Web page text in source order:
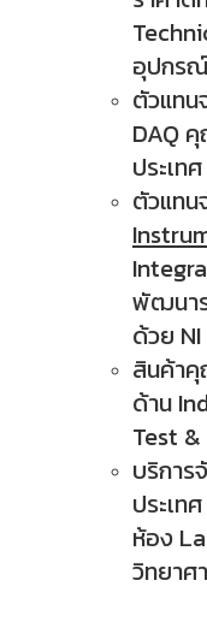
อุปกร
ตัวแทน
DAQ
ประเท
ตัวแทน
พัฒนา
ด้วย
สินค้า
ด้าน
Test
บริการ
ประเท
ห้อง
วิทยาศ